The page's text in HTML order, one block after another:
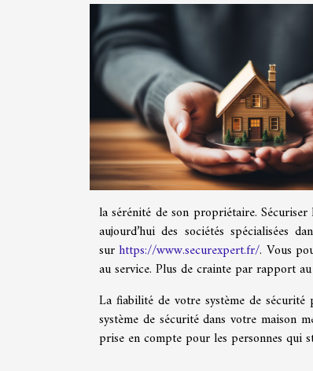
la sérénité de son propriétaire.
aujourd’hui des sociétés spécialisées
surhttps://www.securexpert.fr/. Vous
au service. Plus de crainte par rapport
La fiabilité de votre système de sécurité
système de sécurité dans votre maison
prise en compte pour les personnes qui